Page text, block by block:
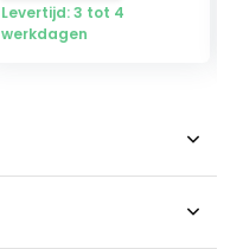
Levertijd: 3 tot 4
werkdagen